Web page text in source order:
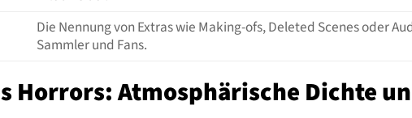
Die Nennung von Extras wie Making-ofs, Deleted Scenes oder
Sammler und Fans.
Horrors: Atmosphärische Dichte